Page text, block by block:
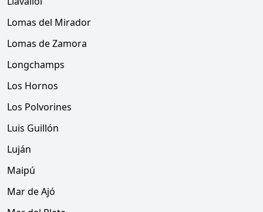
Lomas del Mirador
Lomas de Zamora
Longchamps
Los Hornos
Los Polvorines
Luis Guillón
Luján
Maipú
Mar de Ajó